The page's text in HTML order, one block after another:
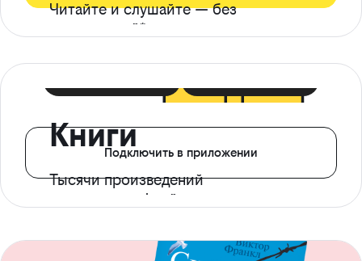
Читайте и слушайте — без
ограничений*
Книги
Тысячи произведений
с доступом офлайн
Подключить в приложении